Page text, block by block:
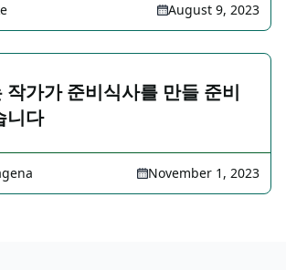
August 9, 2023
작가가 준비식사를 만들 준비
니다
November 1, 2023